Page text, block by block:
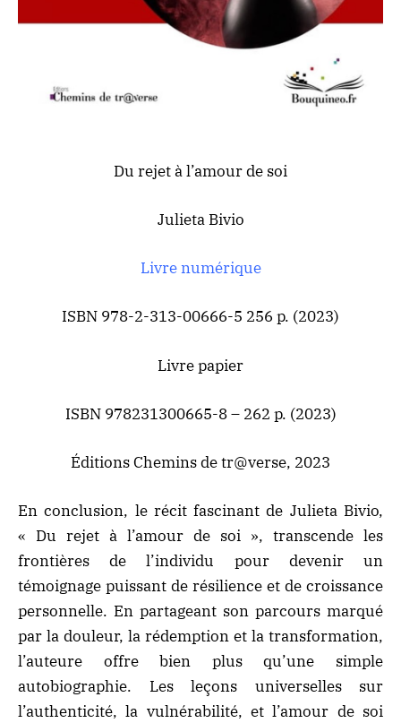
Du rejet à l’amour de soi
Julieta Bivio
Livre numérique
ISBN 978-2-313-00666-5 256 p. (2023)
Livre papier
ISBN 978231300665-8 – 262 p. (2023)
Éditions Chemins de tr@verse, 2023
En conclusion, le récit fascinant de Julieta Bivio,
« Du rejet à l’amour de soi », transcende les
frontières de l’individu pour devenir un
témoignage puissant de résilience et de croissance
personnelle. En partageant son parcours marqué
par la douleur, la rédemption et la transformation,
l’auteure offre bien plus qu’une simple
autobiographie. Les leçons universelles sur
l’authenticité, la vulnérabilité, et l’amour de soi